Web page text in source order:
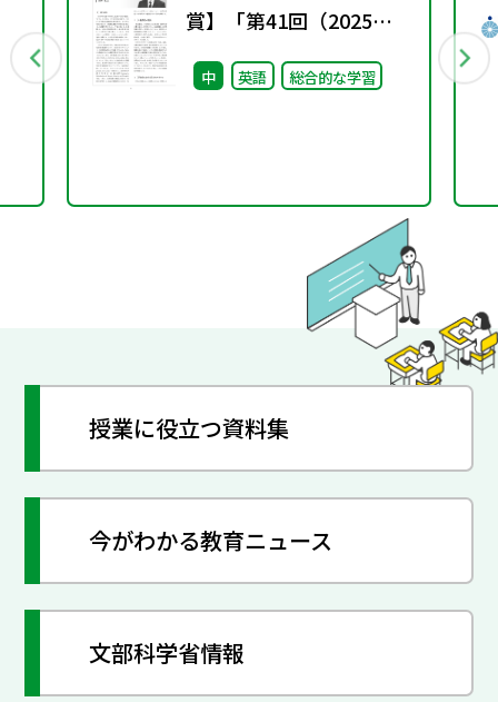
賞】「第41回（2025年
度）東書教育賞」の入賞
論文のご紹介
中 英語 総合的な学習
授業に役立つ資料集
今がわかる教育ニュース
文部科学省情報